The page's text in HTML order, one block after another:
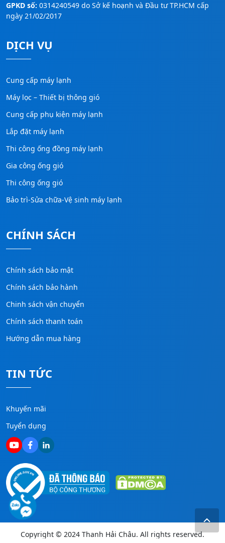
GPKD số: 0314240549 do Sở kế hoạnh và Đầu tư TP.HCM cấp
ngày 21/02/2017
DỊCH VỤ
Cung cấp máy lạnh
Máy lọc – Thiết bị thông gió
Cung cấp phụ kiện máy lạnh
Lắp đặt máy lạnh
Thi công ống đồng máy lạnh
Gia công ống gió
Thi công ống gió
Bảo trì-Sửa chữa-Vệ sinh máy lạnh
CHÍNH SÁCH
Chính sách bảo mật
Chính sách bảo hành
Chinh sách vận chuyển
Chính sách thanh toán
Hướng dẫn mua hàng
TIN TỨC
Khuyến mãi
Tuyển dụng
Copyright © 2024 Thanh Hải Châu. All rights reserved.